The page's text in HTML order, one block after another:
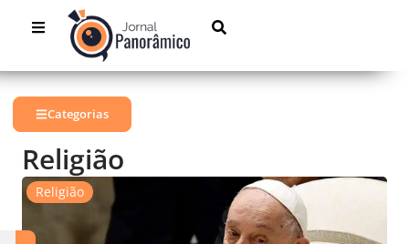
Categorias
Religião
Religião